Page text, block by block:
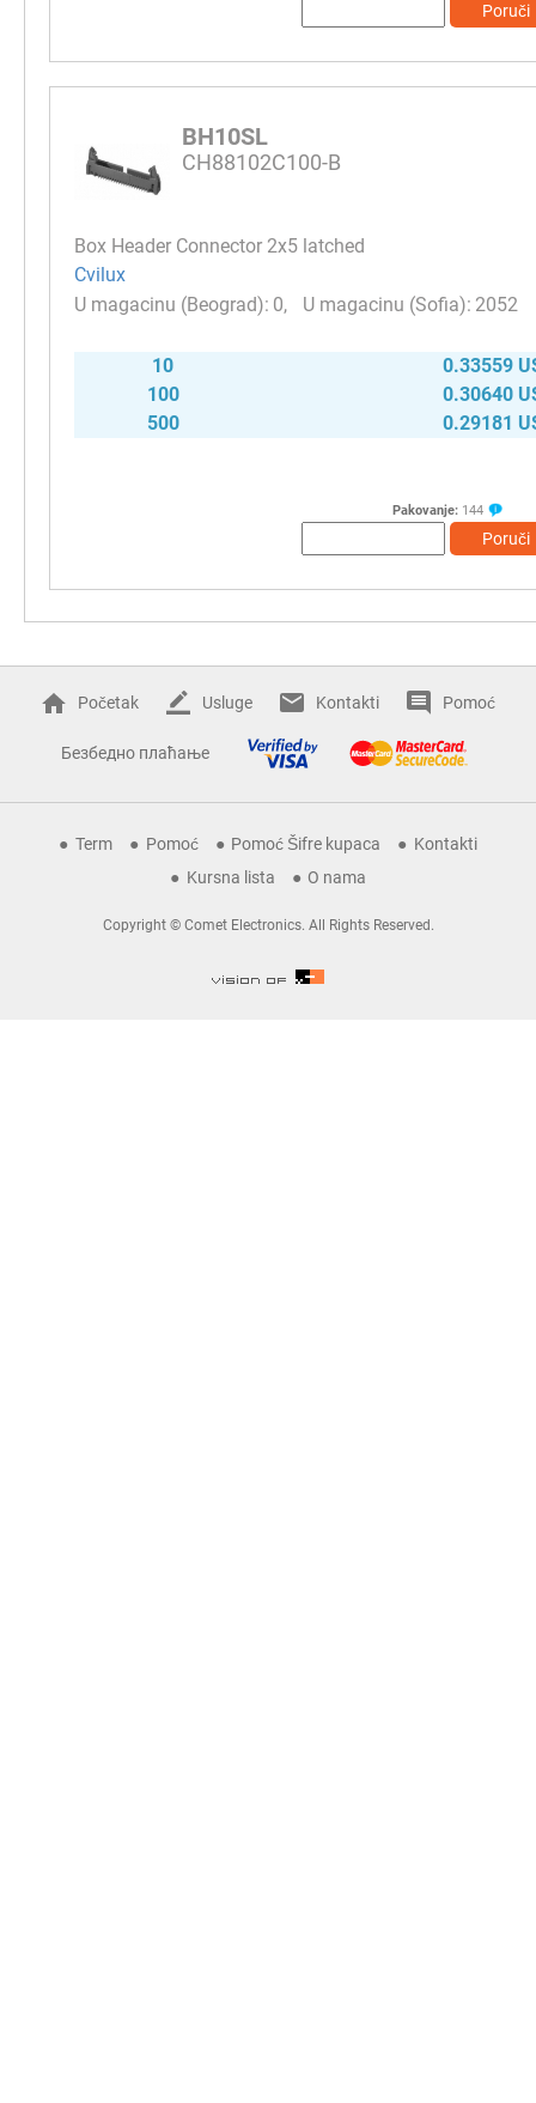
Poruči
BH10SL
CH88102C100-B
Box Header Connector 2х5 latched
Cvilux
0
2052
10
0.33559
100
0.30640
500
0.29181
Pakovanje: 144
Poruči
Početak Usluge Kontakti Pomoć
Безбедно плаћање
Term Pomoć Pomoć Šifre kupaca
Kontakti
Kursna lista
O nama
Copyright © Comet Electronics. All Rights Reserved.